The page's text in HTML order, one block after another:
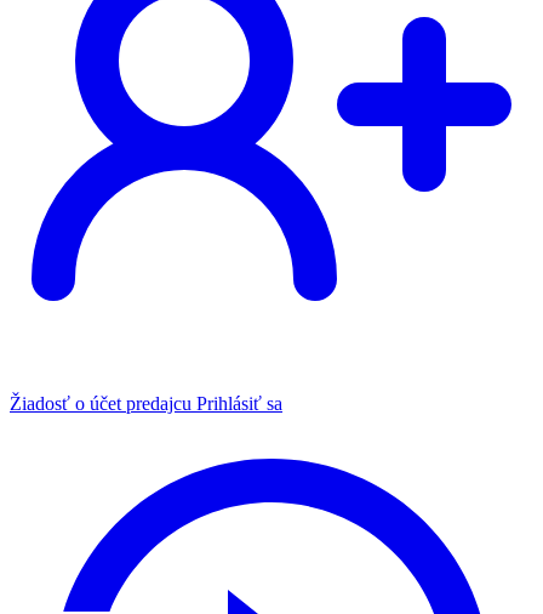
Žiadosť o účet predajcu Prihlásiť sa